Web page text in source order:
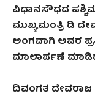
ವಿಧಾನಸೌಧದ
ಮುಖ್ಯಮಂತ್ರಿ ಡಿ
ಅಂಗವಾಗಿ ಅವರ
ಮಾಲಾರ್ಪಣೆ
ದಿವಂಗತ